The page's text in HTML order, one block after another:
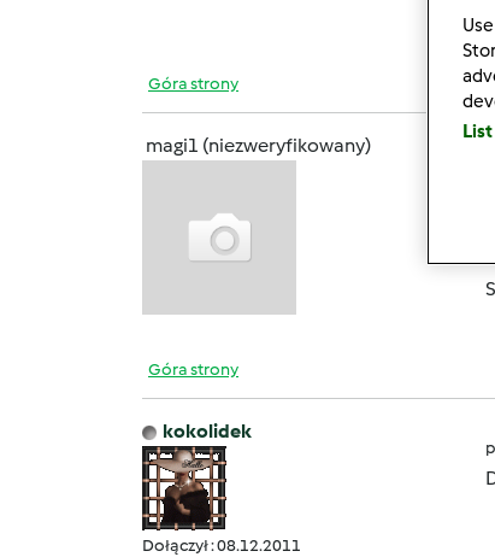
Góra strony
magi1 (niezweryfikowany)
Góra strony
kokolidek
Dołączył : 08.12.2011